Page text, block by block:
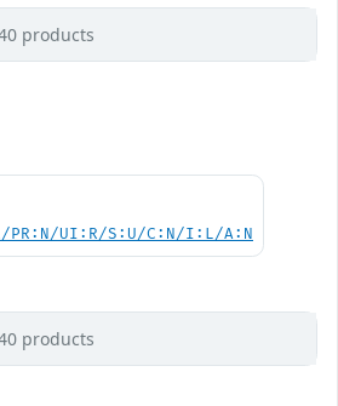
products
PR:N/UI:R/S:U/C:N/I:L/A:N
products